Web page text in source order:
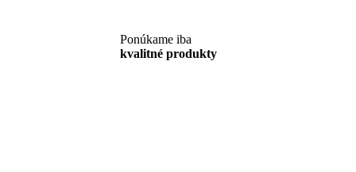
Ponúkame iba
kvalitné produkty